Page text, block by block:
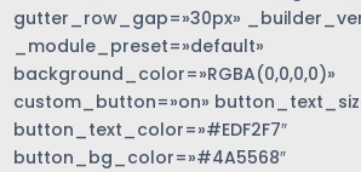
gutter_row_gap=»30px»
_module_preset=»default»
background_color=»RGBA(0,0,0,0)»
custom_button=»on»
button_text_color=»#EDF2F7″
button_bg_color=»#4A5568″